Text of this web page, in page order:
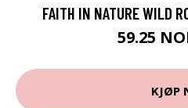
FAITH IN NATURE WILD
59.25
KJØP